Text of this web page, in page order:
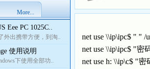
More...
Eee PC 1025C..
外出携带方便，到淘..
使用说明
下使用全部功..
net use \\ip\ipc$ " "
net use \\ip\ipc$ "
net use h: \\ip\c$ "